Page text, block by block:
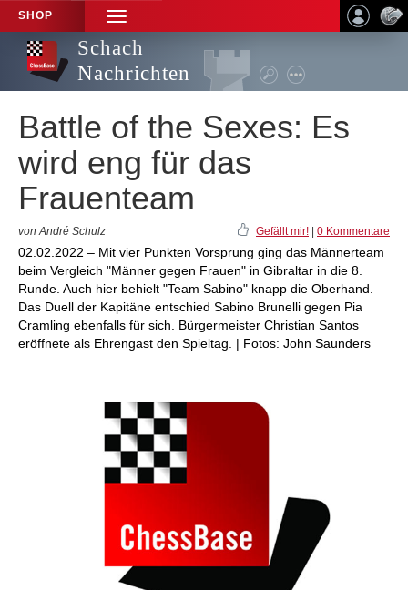
SHOP
TOGGLE
NAVIGATION
Schach
Nachrichten
Battle of the Sexes: Es
wird eng für das
Frauenteam
von André Schulz Gefällt mir! 0 Kommentare
02.02.2022 – Mit vier Punkten Vorsprung ging das Männerteam
beim Vergleich "Männer gegen Frauen" in Gibraltar in die 8.
Runde. Auch hier behielt "Team Sabino" knapp die Oberhand.
Das Duell der Kapitäne entschied Sabino Brunelli gegen Pia
Cramling ebenfalls für sich. Bürgermeister Christian Santos
eröffnete als Ehrengast den Spieltag. | Fotos: John Saunders